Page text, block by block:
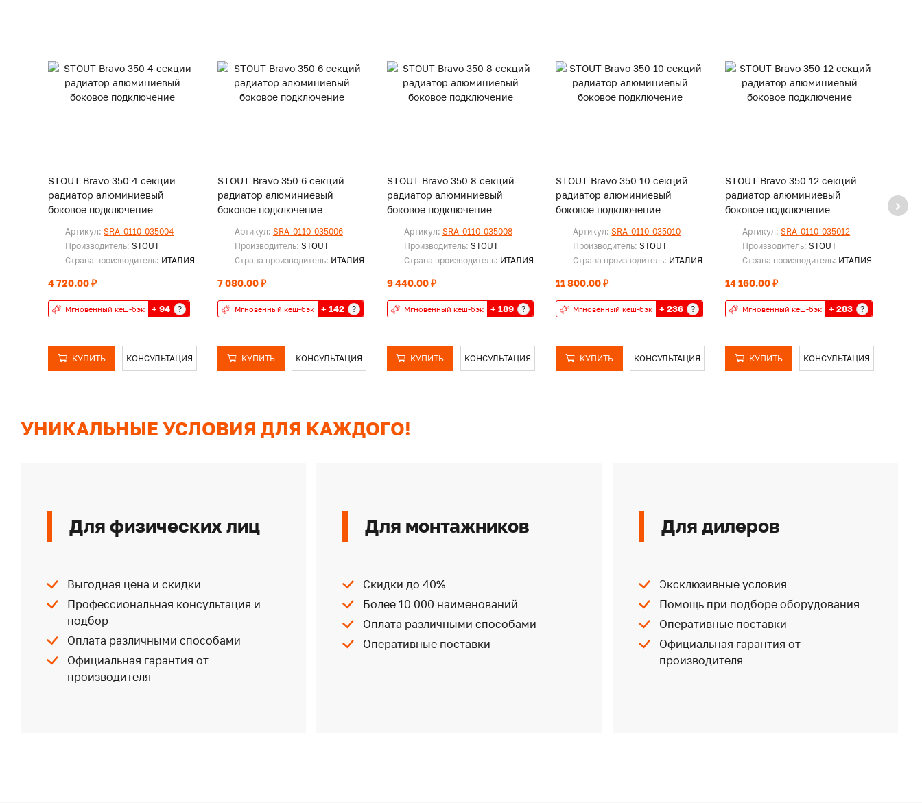
STOUT Bravo 350 4 секции
радиатор алюминиевый
боковое подключение
Артикул: SRA-0110-035004
Производитель: STOUT
Страна производитель: ИТАЛИЯ
4 720.00 ₽
Мгновенный кеш-бэк + 94 ?
КУПИТЬ КОНСУЛЬТАЦИЯ
STOUT Bravo 350 6 секций
радиатор алюминиевый
боковое подключение
Артикул: SRA-0110-035006
Производитель: STOUT
Страна производитель: ИТАЛИЯ
7 080.00 ₽
Мгновенный кеш-бэк + 142 ?
КУПИТЬ КОНСУЛЬТАЦИЯ
STOUT Bravo 350 8 секций
радиатор алюминиевый
боковое подключение
Артикул: SRA-0110-035008
Производитель: STOUT
Страна производитель: ИТАЛИЯ
9 440.00 ₽
Мгновенный кеш-бэк + 189 ?
КУПИТЬ КОНСУЛЬТАЦИЯ
STOUT Bravo 350 10 секций
радиатор алюминиевый
боковое подключение
Артикул:SRA-0110-035010
Производитель:STOUT
Страна производитель: ИТАЛИЯ
11 800.00 ₽
Мгновенный кеш-бэк + 236 ?
КУПИТЬ КОНСУЛЬТАЦИЯ
STOUT Bravo 350 12 секций
радиатор алюминиевый
боковое подключение
Артикул:SRA-0110-035012
Производитель:STOUT
Страна производитель: ИТАЛИЯ
14 160.00 ₽
Мгновенный кеш-бэк + 283 ?
КУПИТЬ КОНСУЛЬТАЦИЯ
УНИКАЛЬНЫЕ УСЛОВИЯ ДЛЯ КАЖДОГО!
Для физических лиц
Выгодная цена и скидки
Профессиональная консультация и
подбор
Оплата различными способами
Официальная гарантия от
производителя
Для монтажников
Скидки до 40%
Более 10 000 наименований
Оплата различными способами
Оперативные поставки
Для дилеров
Эксклюзивные условия
Помощь при подборе оборудования
Оперативные поставки
Официальная гарантия от
производителя